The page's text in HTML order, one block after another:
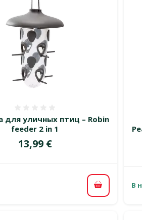
для уличных птиц – Robin
feeder 2 in 1
Цена
13,99 €
В корзину
В